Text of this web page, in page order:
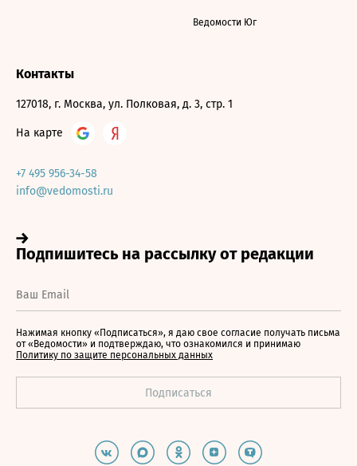
Ведомости Юг
Контакты
127018, г. Москва, ул. Полковая, д. 3, стр. 1
На карте
+7 495 956-34-58
info@vedomosti.ru
Нажимая кнопку «Подписаться», я даю свое согласие получать письма
от «Ведомости» и подтверждаю, что ознакомился и принимаю
Политику по защите персональных данных